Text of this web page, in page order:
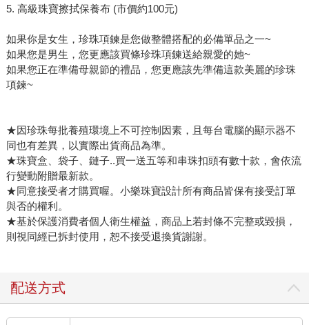
5. 高級珠寶擦拭保養布 (市價約100元)
如果你是女生，珍珠項鍊是您做整體搭配的必備單品之一~
如果您是男生，您更應該買條珍珠項鍊送給親愛的她~
如果您正在準備母親節的禮品，您更應該先準備這款美麗的珍珠
項鍊~
★因珍珠每批養殖環境上不可控制因素，且每台電腦的顯示器不
同也有差異，以實際出貨商品為準。
★珠寶盒、袋子、鏈子..買一送五等和串珠扣頭有數十款，會依流
行變動附贈最新款。
★同意接受者才購買喔。小樂珠寶設計所有商品皆保有接受訂單
與否的權利。
★基於保護消費者個人衛生權益，商品上若封條不完整或毀損，
則視同經已拆封使用，恕不接受退換貨謝謝。
配送方式